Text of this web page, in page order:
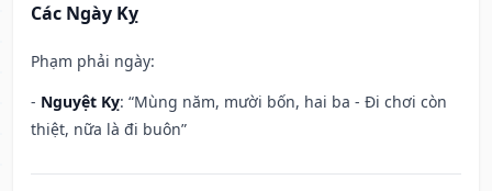
Các Ngày Kỵ
Phạm phải ngày:
- Nguyệt Kỵ: “Mùng năm, mười bốn, hai ba - Đi chơi còn
thiệt, nữa là đi buôn”